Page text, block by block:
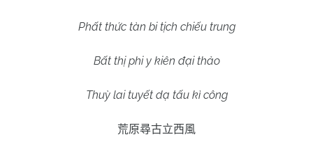
Phất thức tàn bi tịch chiếu trung
Bất thị phi y kiên đại thảo
Thuỳ lai tuyết dạ tấu kì công
荒原尋古立西風